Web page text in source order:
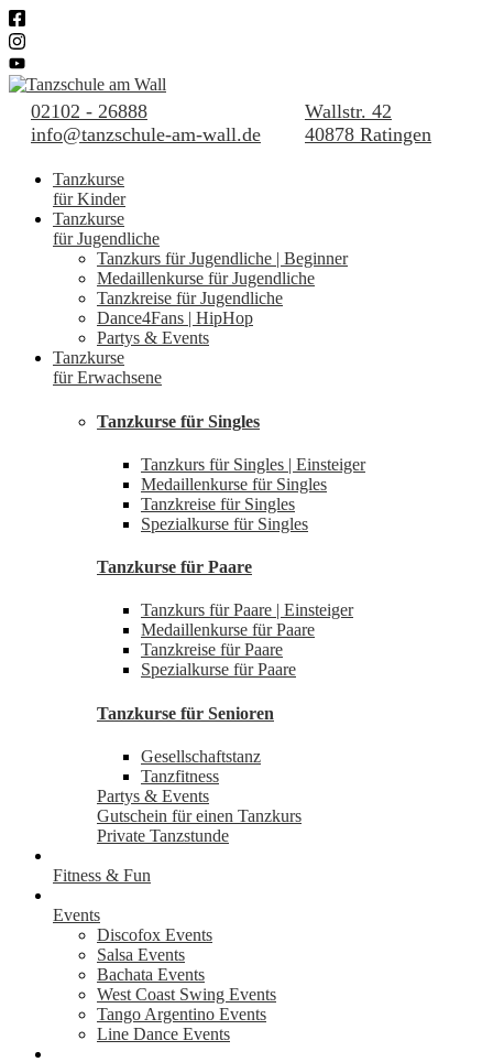
02102 - 26888
info@tanzschule-am-wall.de
Wallstr. 42
40878 Ratingen
Tanzkurse
für Kinder
Tanzkurse
für Jugendliche
Tanzkurs für Jugendliche | Beginner
Medaillenkurse für Jugendliche
Tanzkreise für Jugendliche
Dance4Fans | HipHop
Partys & Events
Tanzkurse
für Erwachsene
Tanzkurse für Singles
Tanzkurs für Singles | Einsteiger
Medaillenkurse für Singles
Tanzkreise für Singles
Spezialkurse für Singles
Tanzkurse für Paare
Tanzkurs für Paare | Einsteiger
Medaillenkurse für Paare
Tanzkreise für Paare
Spezialkurse für Paare
Tanzkurse für Senioren
Gesellschaftstanz
Tanzfitness
Partys & Events
Gutschein für einen Tanzkurs
Private Tanzstunde
Fitness & Fun
Events
Discofox Events
Salsa Events
Bachata Events
West Coast Swing Events
Tango Argentino Events
Line Dance Events